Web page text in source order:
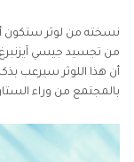
نسخته من لوثر ستكون
من تجسيد جيسي
أن هذا اللوثر سيرعب
بالمجتمع من وراء